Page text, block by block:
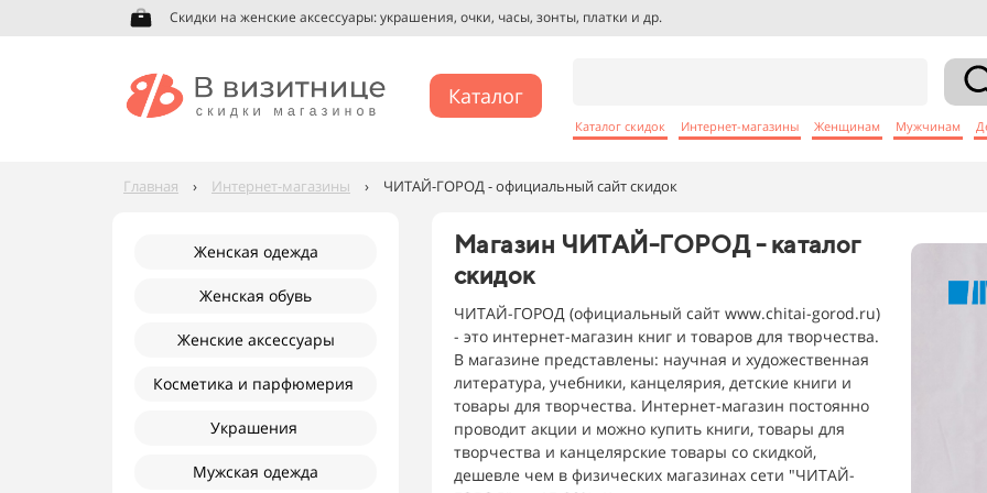
Скидки на женские аксессуары: украшения, очки, часы, зонты, платки и др.
Каталог
Каталог скидок Интернет-магазины Женщинам Мужчинам
Главная › Интернет-магазины › ЧИТАЙ-ГОРОД - официальный сайт скидок
Женская одежда
Женская обувь
Женские аксессуары
Косметика и парфюмерия
Украшения
Мужская одежда
Магазин ЧИТАЙ-ГОРОД - каталог
скидок
ЧИТАЙ-ГОРОД (официальный сайт www.chitai-gorod.ru)
- это интернет-магазин книг и товаров для творчества.
В магазине представлены: научная и художественная
литература, учебники, канцелярия, детские книги и
товары для творчества. Интернет-магазин постоянно
проводит акции и можно купить книги, товары для
творчества и канцелярские товары со скидкой,
дешевле чем в физических магазинах сети "ЧИТАЙ-